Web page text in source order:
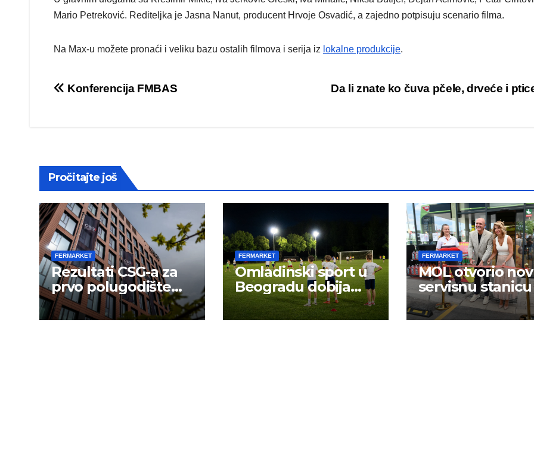
Mario Petreković. Rediteljka je Jasna Nanut, producent Hrvoje Osvadić, a zajedno potpisuju scenario filma.
Na Max-u možete pronaći i veliku bazu ostalih filmova i serija iz lokalne produkcije.
Post
Da li znate ko čuva pčele, drveće i
Konferencija FMBAS
Pročitajte još
FERMARKET
Rezultati CSG-a za
prvo polugodište
2026.
FERMARKET
Omladinski sport u
Beogradu dobija
novu energiju:
FERMARKET
MOL otvorio
servisnu stanicu